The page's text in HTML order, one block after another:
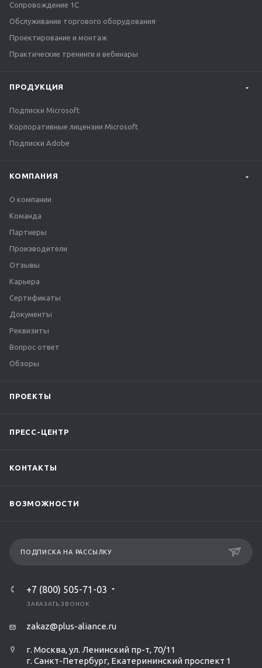
Сопровождение 1С
Обслуживание торгового оборудования
Проектирование и монтаж
Практические тренинги и вебинары
ПРОДУКЦИЯ
Подписки Microsoft
Корпоративные лицензии Microsoft
Подписки Adobe
КОМПАНИЯ
О компании
Команда
Партнеры
Производители
Отзывы
Карьера
Сертификаты
Документы
Реквизиты
Вопрос ответ
Обзоры
ПРОЕКТЫ
ПРЕСС-ЦЕНТР
КОНТАКТЫ
ВОЗМОЖНОСТИ
ПОДПИСКА НА РАССЫЛКУ
+7 (800) 505-71-03
ЗАКАЗАТЬ ЗВОНОК
zakaz@plus-aliance.ru
г. Москва, ул. Ленинский пр-т, 70/11
г. Санкт-Петербург, Екатерининский проспект 1